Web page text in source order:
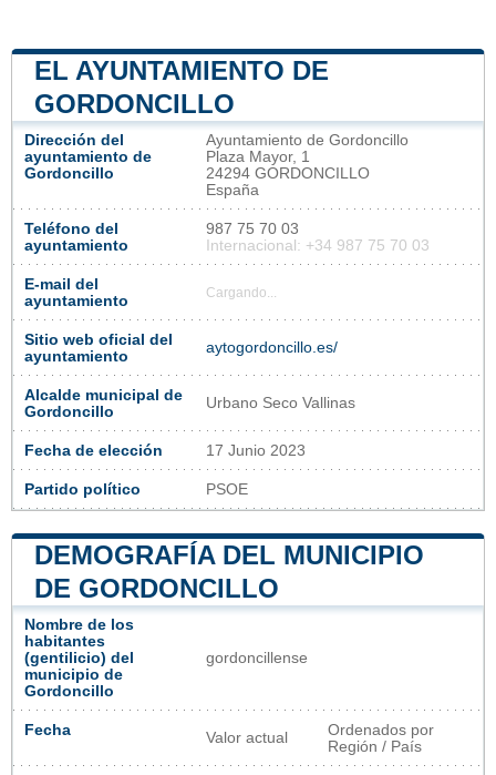
EL AYUNTAMIENTO DE
GORDONCILLO
Dirección del
ayuntamiento de
Gordoncillo
Ayuntamiento de Gordoncillo
Plaza Mayor, 1
24294 GORDONCILLO
España
Teléfono del
ayuntamiento
987 75 70 03
Internacional: +34 987 75 70 03
E-mail del
ayuntamiento
Cargando...
Sitio web oficial del
ayuntamiento
aytogordoncillo.es/
Alcalde municipal de
Gordoncillo
Urbano Seco Vallinas
Fecha de elección 17 Junio 2023
Partido político PSOE
DEMOGRAFÍA DEL MUNICIPIO
DE GORDONCILLO
Nombre de los
habitantes
(gentilicio) del
municipio de
Gordoncillo
gordoncillense
Fecha Valor actual
Ordenados por
Región / País